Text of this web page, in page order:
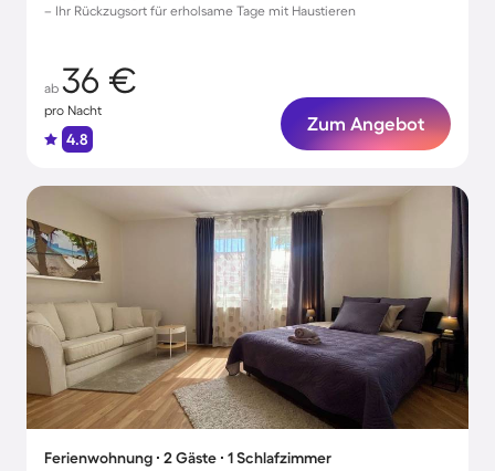
– Ihr Rückzugsort für erholsame Tage mit Haustieren
ab 36 €
pro Nacht
4.8
Zum Angebot
Ferienwohnung ∙ 2 Gäste ∙ 1 Schlafzimmer